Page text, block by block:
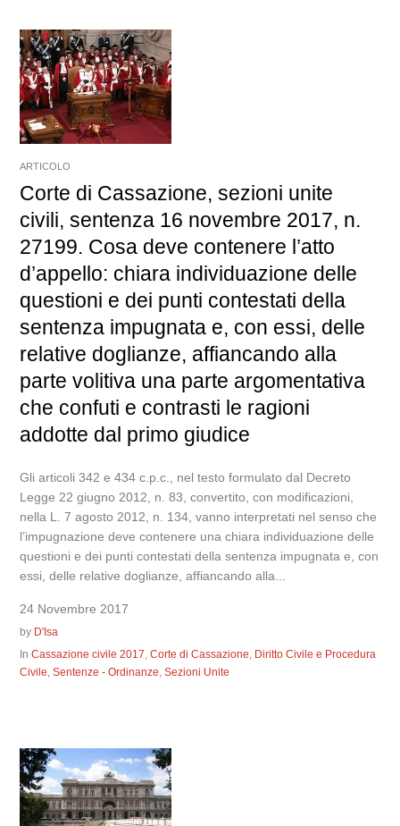
ARTICOLO
Corte di Cassazione, sezioni unite
civili, sentenza 16 novembre 2017, n.
27199. Cosa deve contenere l’atto
d’appello: chiara individuazione delle
questioni e dei punti contestati della
sentenza impugnata e, con essi, delle
relative doglianze, affiancando alla
parte volitiva una parte argomentativa
che confuti e contrasti le ragioni
addotte dal primo giudice
Gli articoli 342 e 434 c.p.c., nel testo formulato dal Decreto
Legge 22 giugno 2012, n. 83, convertito, con modificazioni,
nella L. 7 agosto 2012, n. 134, vanno interpretati nel senso che
l’impugnazione deve contenere una chiara individuazione delle
questioni e dei punti contestati della sentenza impugnata e, con
essi, delle relative doglianze, affiancando alla...
24 Novembre 2017
by D'Isa
InCassazione civile 2017,Corte di Cassazione, Diritto Civile e Procedura
Civile,Sentenze - Ordinanze,Sezioni Unite